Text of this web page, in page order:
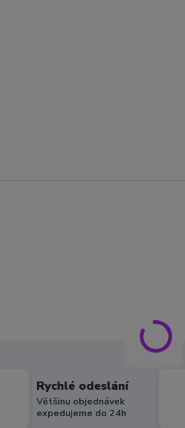
Rychlé odeslání
Většinu objednávek
expedujeme do 24h